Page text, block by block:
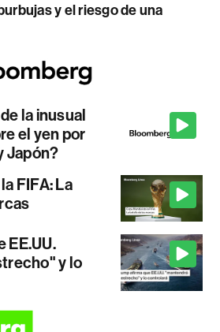
y el riesgo de una
la inusual
el yen por
Japón?
FIFA: La
EE.UU.
y lo